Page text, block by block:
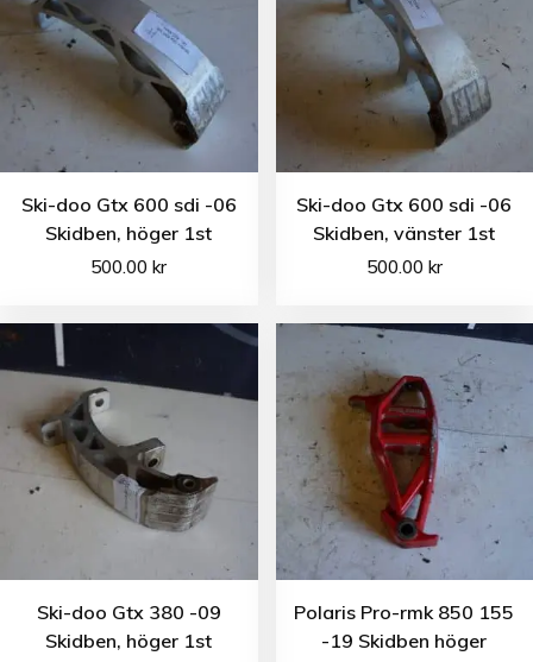
Ski-doo Gtx 600 sdi -06
Skidben, höger 1st
500.00kr
Ski-doo Gtx 600 sdi -06
Skidben, vänster 1st
500.00 kr
Ski-doo Gtx 380 -09
Skidben, höger 1st
Polaris Pro-rmk 850 155
-19 Skidben höger